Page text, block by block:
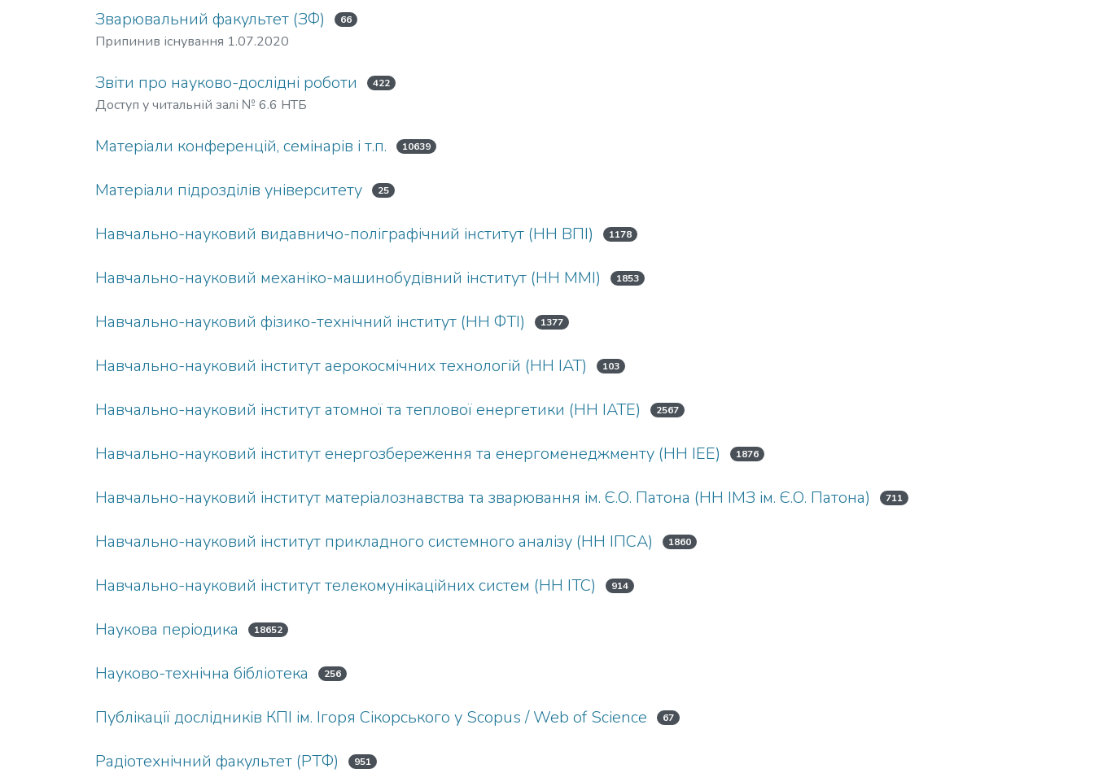
Зварювальний факультет (ЗФ) 66
Припинив існування 1.07.2020
Звіти про науково-дослідні роботи 422
Доступ у читальній залі № 6.6 НТБ
Матеріали конференцій, семінарів і т.п. 10639
Матеріали підрозділів університету 25
Навчально-науковий видавничо-полiграфiчний інститут (НН ВПІ) 1178
Навчально-науковий механіко-машинобудівний інститут (НН ММІ) 1853
Навчально-науковий фізико-технічний інститут (НН ФТІ) 1377
Навчально-науковий інститут аерокосмічних технологій (НН ІАТ) 103
Навчально-науковий інститут атомної та теплової енергетики (НН ІАТЕ) 2567
Навчально-науковий інститут енергозбереження та енергоменеджменту (НН ІЕЕ) 1876
Навчально-науковий інститут матеріалознавства та зварювання ім. Є.О. Патона (НН ІМЗ ім. Є.О. Патона) 711
Навчально-науковий інститут прикладного системного аналізу (НН ІПСА) 1860
Навчально-науковий інститут телекомунікаційних систем (НН ІТС) 914
Наукова періодика 18652
Науково-технічна бібліотека 256
Публікації дослідників КПІ ім. Ігоря Сікорського у Scopus / Web of Science 67
Радіотехнічний факультет (РТФ) 951